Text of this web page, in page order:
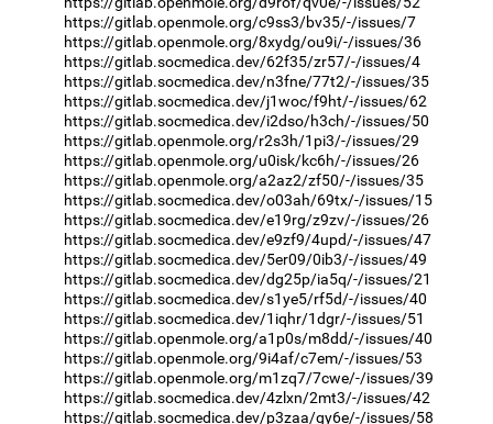
https://gitlab.openmole.org/c9ss3/bv35/-/issues/7
https://gitlab.openmole.org/8xydg/ou9i/-/issues/36
https://gitlab.socmedica.dev/62f35/zr57/-/issues/4
https://gitlab.socmedica.dev/n3fne/77t2/-/issues/35
https://gitlab.socmedica.dev/j1woc/f9ht/-/issues/62
https://gitlab.socmedica.dev/i2dso/h3ch/-/issues/50
https://gitlab.openmole.org/r2s3h/1pi3/-/issues/29
https://gitlab.openmole.org/u0isk/kc6h/-/issues/26
https://gitlab.openmole.org/a2az2/zf50/-/issues/35
https://gitlab.socmedica.dev/o03ah/69tx/-/issues/15
https://gitlab.socmedica.dev/e19rg/z9zv/-/issues/26
https://gitlab.socmedica.dev/e9zf9/4upd/-/issues/47
https://gitlab.socmedica.dev/5er09/0ib3/-/issues/49
https://gitlab.socmedica.dev/dg25p/ia5q/-/issues/21
https://gitlab.socmedica.dev/s1ye5/rf5d/-/issues/40
https://gitlab.socmedica.dev/1iqhr/1dgr/-/issues/51
https://gitlab.openmole.org/a1p0s/m8dd/-/issues/40
https://gitlab.openmole.org/9i4af/c7em/-/issues/53
https://gitlab.openmole.org/m1zq7/7cwe/-/issues/39
https://gitlab.socmedica.dev/4zlxn/2mt3/-/issues/42
https://gitlab.socmedica.dev/p3zaa/gy6e/-/issues/58